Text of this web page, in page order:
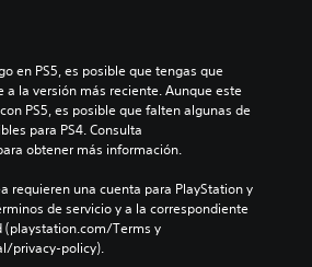
en PS5, es posible que tengas que
a la versión más reciente. Aunque este
PS5, es posible que falten algunas de
para PS4. Consulta
obtener más información.
requieren una cuenta para PlayStation y
de servicio y a la correspondiente
(playstation.com/Terms y
privacy-policy).